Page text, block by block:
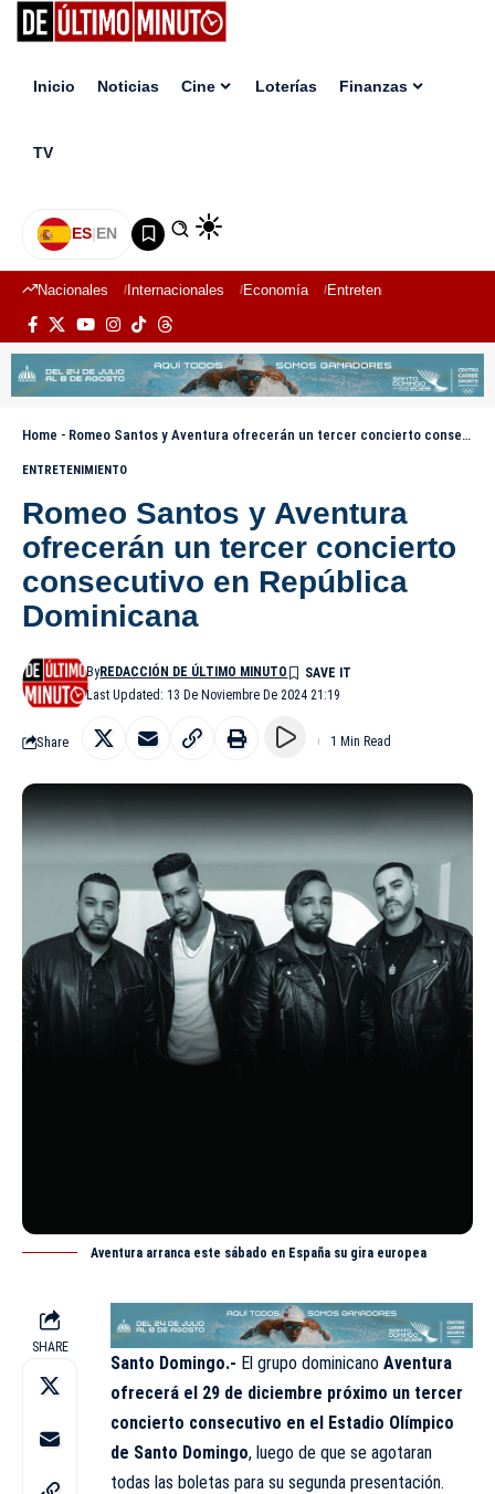
Inicio Noticias Cine Loterías Finanzas
TV
ES|EN
Nacionales Internacionales Economía Entretenimiento
Home - Romeo Santos y Aventura ofrecerán un tercer concierto consecutivo en República Dominicana
ENTRETENIMIENTO
Romeo Santos y Aventura
ofrecerán un tercer concierto
consecutivo en República
Dominicana
Last Updated: 13 De Noviembre De 2024 21:19
ByREDACCIÓN DE ÚLTIMO MINUTO
Share 1 Min Read
Aventura arranca este sábado en España su gira europea
SHARE
Santo Domingo.- El grupo dominicano Aventura
ofrecerá el 29 de diciembre próximo un tercer
concierto consecutivo en el Estadio Olímpico
de Santo Domingo, luego de que se agotaran
todas las boletas para su segunda presentación.